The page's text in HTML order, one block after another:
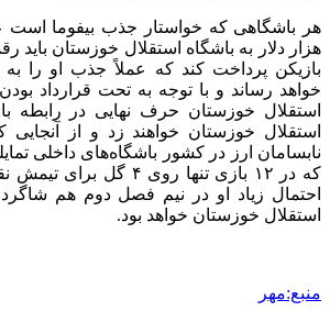
هزار دلار به باشگاه استقلال خوزستان باید
بازیکن پرداخت کند که عملاً جذب او را به
خواهد رساند و با توجه به تحت قرارداد بودن
استقلال خوزستان حرف نهایی در رابطه
استقلال خوزستان خواهند زد و از
نابسامان ارز در کشور باشگاه‌های داخلی
که در ۱۲ بازی تنها روی ۴
احتمال زیاد او در نیم فصل دوم هم شاگرد
استقلال خوزستان خواهد بود.
منبع:مهر